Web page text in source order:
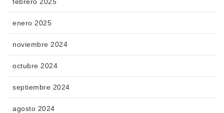
enero 2025
noviembre 2024
octubre 2024
septiembre 2024
agosto 2024